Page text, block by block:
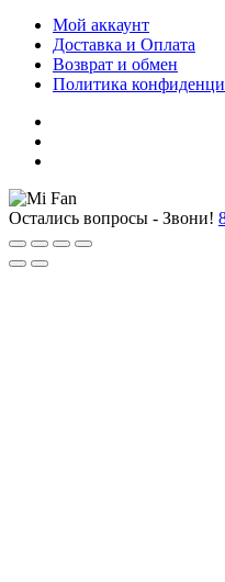
Мой аккаунт
Доставка и Оплата
Возврат и обмен
Политика
Остались вопросы - Звони!